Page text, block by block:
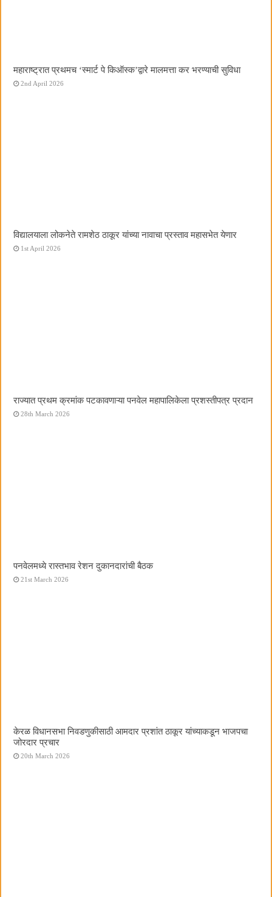
महाराष्ट्रात प्रथमच ‌‘स्मार्ट पे किऑस्क‌’द्वारे मालमत्ता कर भरण्याची सुविधा
2nd April 2026
विद्यालयाला लोकनेते रामशेठ ठाकूर यांच्या नावाचा प्रस्ताव महासभेत येणार
1st April 2026
राज्यात प्रथम क्रमांक पटकावणाऱ्या पनवेल महापालिकेला प्रशस्तीपत्र प्रदान
28th March 2026
पनवेलमध्ये रास्तभाव रेशन दुकानदारांची बैठक
21st March 2026
केरळ विधानसभा निवडणुकीसाठी आमदार प्रशांत ठाकूर यांच्याकडून भाजपचा
जोरदार प्रचार
20th March 2026